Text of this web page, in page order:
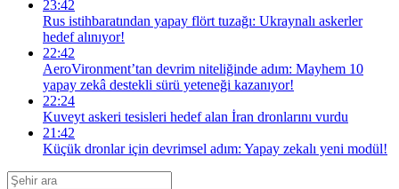
23:42
Rus istihbaratından yapay flört tuzağı: Ukraynalı askerler
hedef alınıyor!
22:42
AeroVironment’tan devrim niteliğinde adım: Mayhem 10
yapay zekâ destekli sürü yeteneği kazanıyor!
22:24
Kuveyt askeri tesisleri hedef alan İran dronlarını vurdu
21:42
Küçük dronlar için devrimsel adım: Yapay zekalı yeni modül!